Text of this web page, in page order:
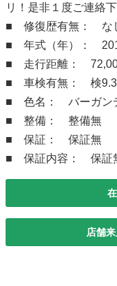
リ！是非１度ご連絡
■ 修復歴有無： な
■ 年式（年）：
■ 走行距離：
■ 車検有無： 検9.3
■ 色名： バーガン
■ 整備： 整備無
■ 保証： 保証無
■ 保証内容： 保証
店舗